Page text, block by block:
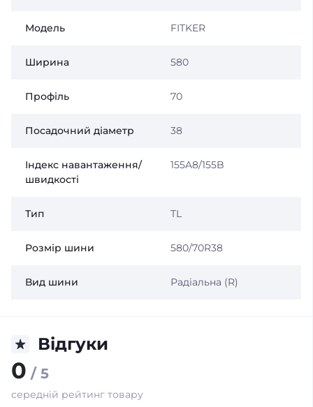
Модель FITKER
Ширина 580
Профіль 70
Посадочний діаметр 38
Індекс навантаження/
швидкості
155A8/155B
Тип TL
Розмір шини 580/70R38
Вид шини Радіальна (R)
Відгуки
0 / 5
середній рейтинг товару